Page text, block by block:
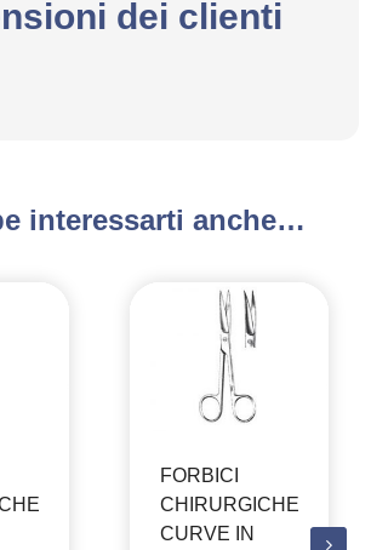
dei clienti
interessarti anche…
FORBICI
CHIRURGICHE
CURVE IN